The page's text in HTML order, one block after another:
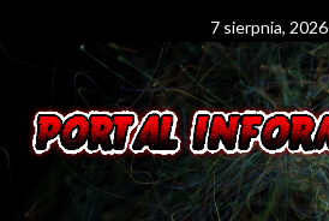
7 sierpnia, 2026